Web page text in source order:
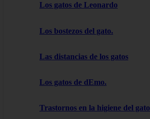
Los gatos de Leonardo
Los bostezos del gato.
Las distancias de los gatos
Los gatos de dEmo.
Trastornos en la higiene del gato